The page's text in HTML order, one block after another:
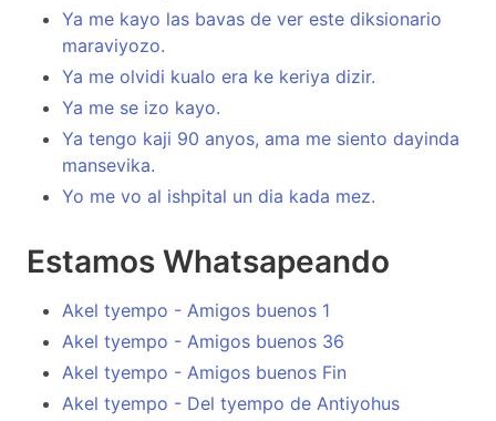
Ya me kayo las bavas de ver este diksionario
maraviyozo.
Ya me olvidi kualo era ke keriya dizir.
Ya me se izo kayo.
Ya tengo kaji 90 anyos, ama me siento dayinda
mansevika.
Yo me vo al ishpital un dia kada mez.
Estamos Whatsapeando
Akel tyempo - Amigos buenos 1
Akel tyempo - Amigos buenos 36
Akel tyempo - Amigos buenos Fin
Akel tyempo - Del tyempo de Antiyohus